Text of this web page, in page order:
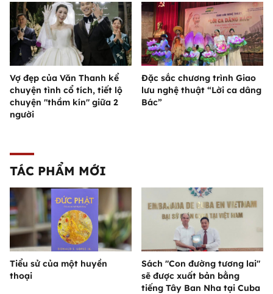
Vợ đẹp của Văn Thanh kể
chuyện tình cổ tích, tiết lộ
chuyện "thầm kín" giữa 2
người
Đặc sắc chương trình Giao
lưu nghệ thuật “Lời ca dâng
Bác”
TÁC PHẨM MỚI
Tiểu sử của một huyền
thoại
Sách "Con đường tương lai"
sẽ được xuất bản bằng
tiếng Tây Ban Nha tại Cuba